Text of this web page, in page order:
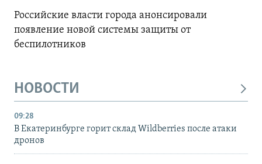
Российские власти города анонсировали
появление новой системы защиты от
беспилотников
НОВОСТИ
09:28
В Екатеринбурге горит склад Wildberries после атаки
дронов